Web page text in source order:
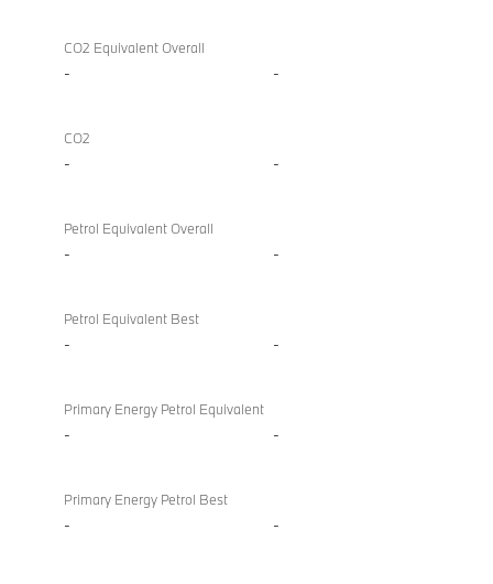
CO2 Equivalent Overall
- -
CO2
- -
Petrol Equivalent Overall
- -
Petrol Equivalent Best
- -
Primary Energy Petrol Equivalent
- -
Primary Energy Petrol Best
- -